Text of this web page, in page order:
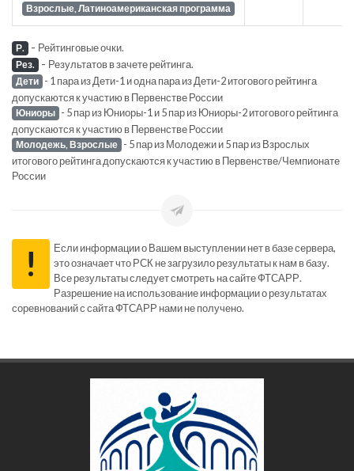
Взрослые, Латиноамериканская программа
Р. - Рейтинговые очки.
Рез. - Результатов в зачете рейтинга.
Дети - 1 пара из Дети-1 и одна пара из Дети-2 итогового рейтинга
допускаются к участию в Первенстве России
Юниоры - 5 пар из Юниоры-1 и 5 пар из Юниоры-2 итогового рейтинга
допускаются к участию в Первенстве России
Молодежь, Взрослые - 5 пар из Молодежи и 5 пар из Взрослых
итогового рейтинга допускаются к участию в Первенстве/Чемпионате
России
!
Если информации о Вашем выступлении нет в базе сервера,
это означает что РСК не загрузило результаты к нам в базу.
Все результаты следует смотреть на сайте ФТСАРР.
Разрешение на использование информации о результатах
соревнований с сайта ФТСАРР нами не получено.